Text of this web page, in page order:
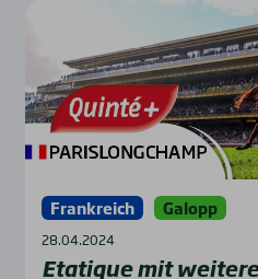
Frankreich Galopp
28.04.2024
Eta­tique mit